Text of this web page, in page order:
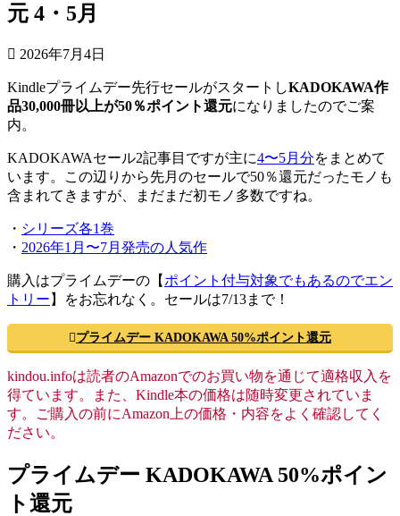
元 4・5月
2026年7月4日
Kindleプライムデー先行セールがスタートしKADOKAWA作
品30,000冊以上が50％ポイント還元になりましたのでご案
内。
KADOKAWAセール2記事目ですが主に4〜5月分をまとめて
います。この辺りから先月のセールで50％還元だったモノも
含まれてきますが、まだまだ初モノ多数ですね。
・ シリーズ各1巻
・ 2026年1月〜7月発売の人気作
購入はプライムデーの【 ポイント付与対象でもあるのでエン
トリー 】をお忘れなく。セールは7/13まで！
プライムデー KADOKAWA 50%ポイント還元
kindou.infoは読者のAmazonでのお買い物を通じて適格収入を
得ています。また、Kindle本の価格は随時変更されていま
す。ご購入の前にAmazon上の価格・内容をよく確認してく
ださい。
プライムデー KADOKAWA 50%ポイン
ト還元